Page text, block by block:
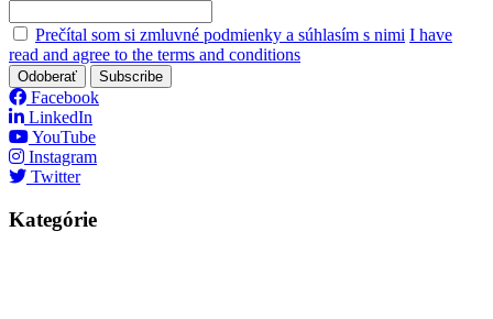
Prečítal som si zmluvné podmienky a súhlasím s nimi I have
read and agree to the terms and conditions
Odoberať Subscribe
Facebook
LinkedIn
YouTube
Instagram
Twitter
Kategórie